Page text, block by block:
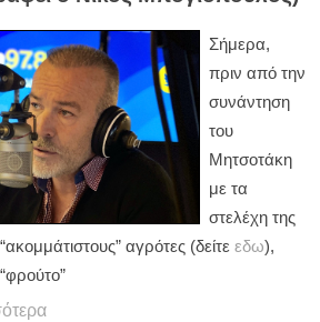
Σήμερα,
πριν από την
συνάντηση
του
Μητσοτάκη
με τα
στελέχη της
αγρότες (δείτε εδω),